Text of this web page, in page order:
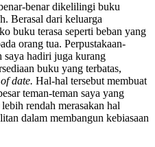
benar dikelilingi buku
Berasal dari keluarga
buku terasa seperti beban yang
orang tua. Perpustakaan-
saya hadiri juga kurang
buku yang terbatas,
date. Hal-hal tersebut membuat
teman-teman saya yang
rendah merasakan hal
dalam membangun kebiasaan